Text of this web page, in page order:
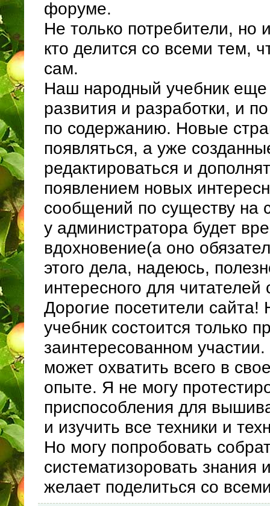
форуме.
Не только потребители, но
кто делится со всеми тем,
сам.
Наш народный учебник еще
развития и разработки, и
по содержанию. Новые
появляться, а уже
редактироваться и
появлением новых
сообщений по существу на
у администратора будет
вдохновение(а оно
этого дела, надеюсь,
интересного для читателей
Дорогие посетители
учебник состоится только
заинтересованном
может охватить всего в
опыте. Я не могу
приспособления для
и изучить все техники и
Но могу попробовать
систематизоровать знания
желает поделиться со